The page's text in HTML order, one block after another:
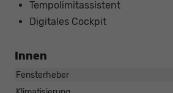
Tempolimitassistent
Digitales Cockpit
Innen
Fensterheber